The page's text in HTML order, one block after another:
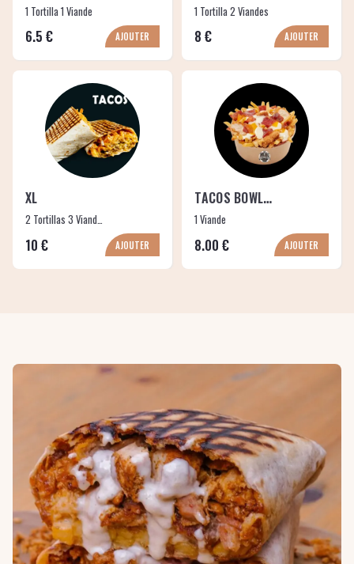
1 Tortilla 1 Viande
6.5 € AJOUTER
1 Tortilla 2 Viandes
8 € AJOUTER
XL
2 Tortillas 3 Viandes
10 € AJOUTER
TACOS BOWL M
1 Viande
8.00 € AJOUTER